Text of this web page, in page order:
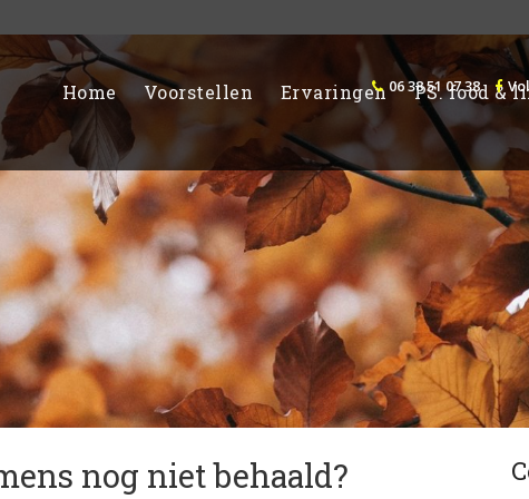
06 38 51 07 38
Home Voorstellen Ervaringen PS. food &
nog niet behaald?